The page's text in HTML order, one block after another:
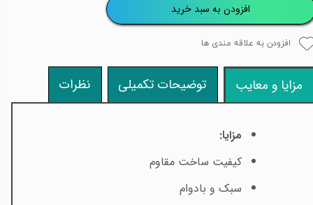
افزودن به سبد خرید
افزودن به علاقه مندی ها
مزایا و معایب توضیحات تکمیلی نظرات
مزایا:
کیفیت ساخت مقاوم
سبک و بادوام